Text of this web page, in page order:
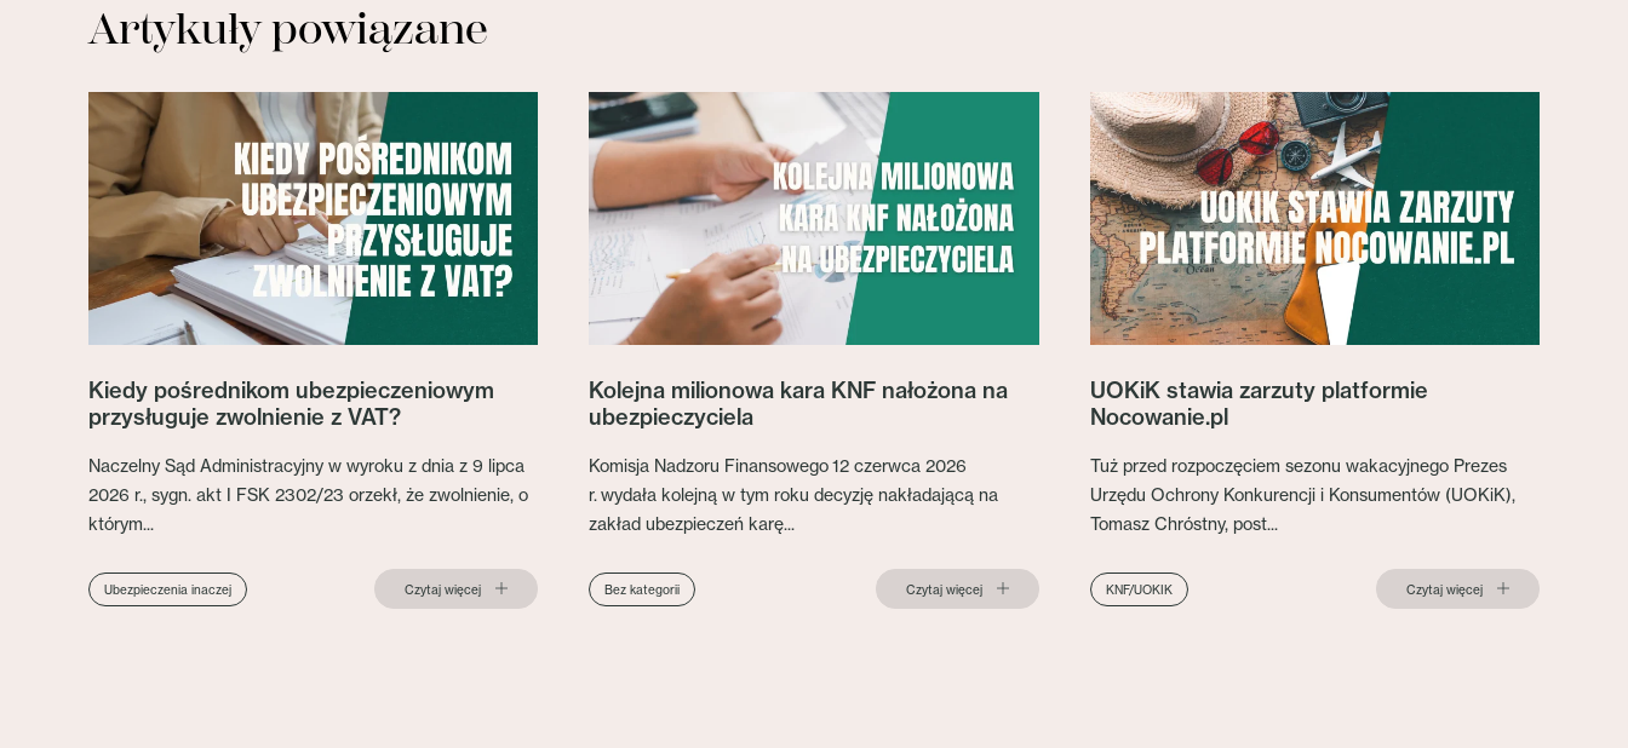
Artykuły powiązane
Kiedy pośrednikom ubezpieczeniowym
przysługuje zwolnienie z VAT?
Naczelny Sąd Administracyjny w wyroku z dnia z 9 lipca
2026 r., sygn. akt I FSK 2302/23 orzekł, że zwolnienie, o
którym...
Ubezpieczenia inaczej Czytaj więcej
Kolejna milionowa kara KNF nałożona na
ubezpieczyciela
Komisja Nadzoru Finansowego 12 czerwca 2026
r. wydała kolejną w tym roku decyzję nakładającą na
zakład ubezpieczeń karę...
Bez kategorii Czytaj więcej
UOKiK stawia zarzuty platformie
Nocowanie.pl
Tuż przed rozpoczęciem sezonu wakacyjnego Prezes
Urzędu Ochrony Konkurencji i Konsumentów (UOKiK),
Tomasz Chróstny, post...
KNF/UOKIK Czytaj więcej